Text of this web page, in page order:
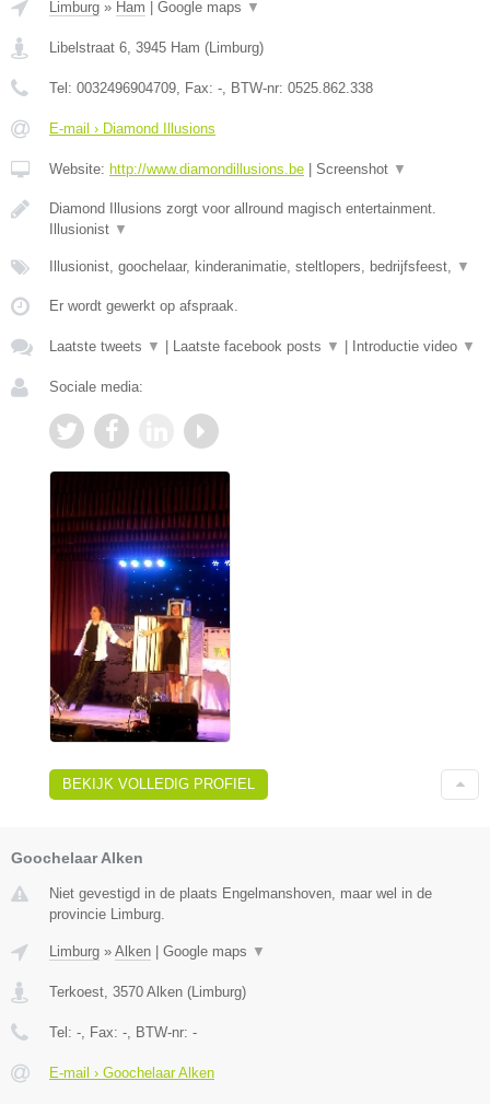
Limburg » Ham Google maps ▼
Libelstraat 6, 3945 Ham (Limburg)
Tel: 0032496904709, Fax: -, BTW-nr: 0525.862.338
E-mail › Diamond Illusions
Website: http://www.diamondillusions.be Screenshot ▼
Diamond Illusions zorgt voor allround magisch entertainment.
Illusionist ▼
Illusionist, goochelaar, kinderanimatie, steltlopers, bedrijfsfeest, ▼
Er wordt gewerkt op afspraak.
Laatste tweets ▼ Laatste facebook posts ▼ Introductie video ▼
Sociale media:
BEKIJK VOLLEDIG PROFIEL
Goochelaar Alken
Niet gevestigd in de plaats Engelmanshoven, maar wel in de
provincie Limburg.
Limburg » Alken Google maps ▼
Terkoest 3570 Alken ( Limburg)
Tel: - , Fax: - , BTW-nr: -
E-mail › Goochelaar Alken